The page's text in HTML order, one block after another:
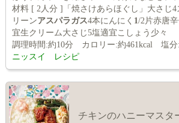
材料 [ 2人分 ]「焼さけあらほぐし」大さじ4
リーンアスパラガス4本にんにく 1 /2片赤唐
宜生クリーム大さじ5塩適宜こしょう少々
調理時間:約10分 カロリー:約461kcal 塩分
ニッスイ レシピ
チキンのハニーマスタ